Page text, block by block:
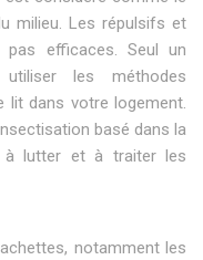
milieu. Les répulsifs et
efficaces. Seul un
utiliser les méthodes
lit dans votre logement.
basé dans la
à lutter et à traiter les
notamment les